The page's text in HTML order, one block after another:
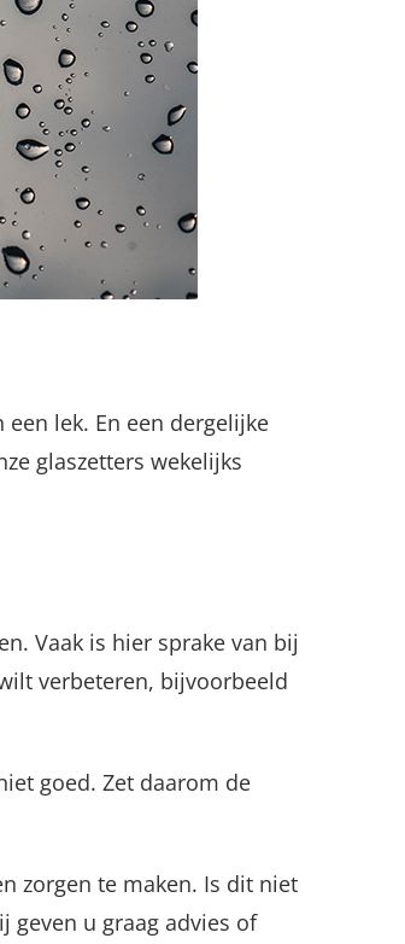
lek. En een dergelijke
glaszetters wekelijks
Vaak is hier sprake van bij
verbeteren, bijvoorbeeld
goed. Zet daarom de
zorgen te maken. Is dit niet
geven u graag advies of